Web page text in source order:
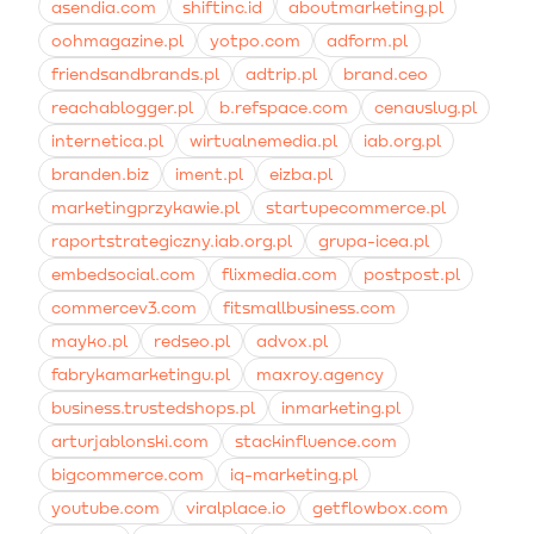
asendia.com
shiftinc.id
aboutmarketing.pl
oohmagazine.pl
yotpo.com
adform.pl
friendsandbrands.pl
adtrip.pl
brand.ceo
reachablogger.pl
b.refspace.com
cenauslug.pl
internetica.pl
wirtualnemedia.pl
iab.org.pl
branden.biz
iment.pl
eizba.pl
marketingprzykawie.pl
startupecommerce.pl
raportstrategiczny.iab.org.pl
grupa-icea.pl
embedsocial.com
flixmedia.com
postpost.pl
commercev3.com
fitsmallbusiness.com
mayko.pl
redseo.pl
advox.pl
fabrykamarketingu.pl
maxroy.agency
business.trustedshops.pl
inmarketing.pl
arturjablonski.com
stackinfluence.com
bigcommerce.com
iq-marketing.pl
youtube.com
viralplace.io
getflowbox.com